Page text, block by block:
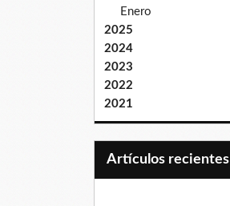
Enero
2025
2024
2023
2022
2021
Artículos recientes